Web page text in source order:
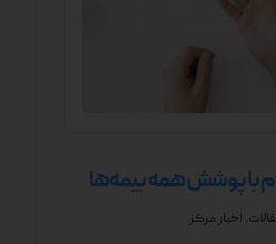
با پوشش همه بیمه‌ها
اخبار مرکز